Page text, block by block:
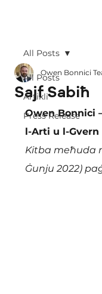
All Posts
Artikli
Press Release
All Posts
Sajf Sabiħ
Owen Bonnici
Owen Bonnici
l-Arti u l-Gvern
Kitba meħuda
Ġunju 2022)